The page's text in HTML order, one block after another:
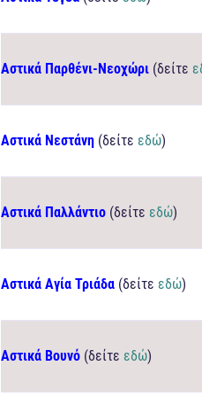
Αστικά Παρθένι-Νεοχώρι (δείτε
Αστικά Νεστάνη (δείτε εδώ)
Αστικά Παλλάντιο (δείτε εδώ)
Αστικά Αγία Τριάδα (δείτε εδώ)
Αστικά Βουνό (δείτε εδώ)